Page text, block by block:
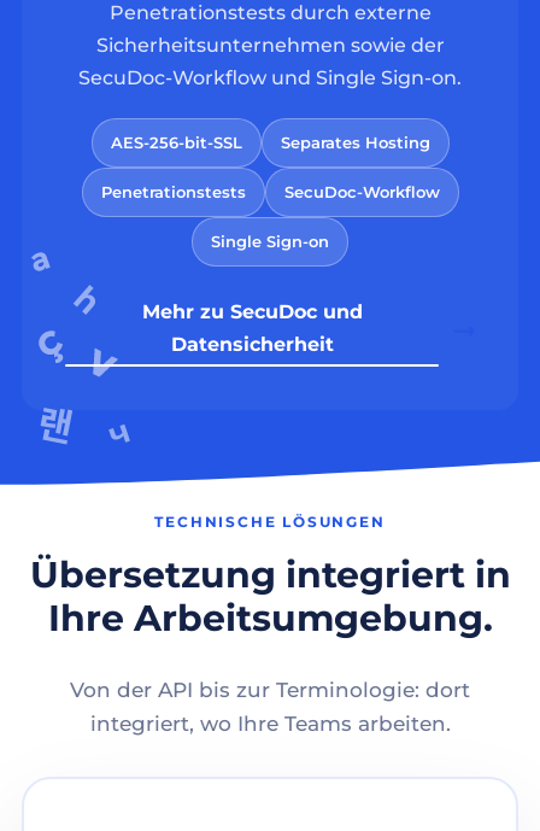
Penetrationstests durch externe
Sicherheitsunternehmen sowie der
SecuDoc-Workflow und Single Sign-on.
AES-256-bit-SSL Separates Hosting
Penetrationstests SecuDoc-Workflow
Single Sign-on
Mehr zu SecuDoc und
Datensicherheit
TECHNISCHE LÖSUNGEN
Übersetzung integriert in
Ihre Arbeitsumgebung.
Von der API bis zur Terminologie: dort
integriert, wo Ihre Teams arbeiten.